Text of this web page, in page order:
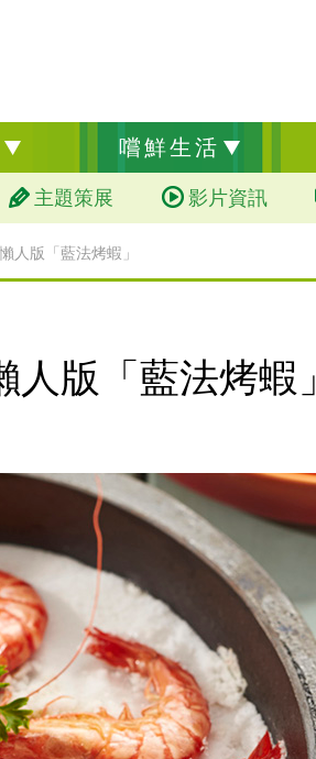
嚐鮮生活
主題策展 影片資訊
人版「藍法烤蝦」
版「藍法烤蝦」